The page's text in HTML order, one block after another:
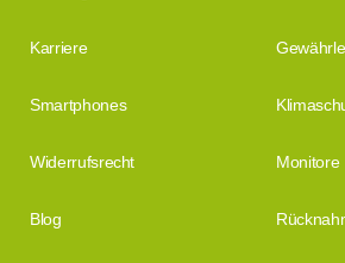
Karriere
Smartphones
Widerrufsrecht Monitore
Blog